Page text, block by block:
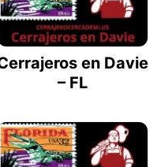
en Davie
– FL